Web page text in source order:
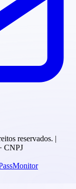
reservados. |
· CNPJ